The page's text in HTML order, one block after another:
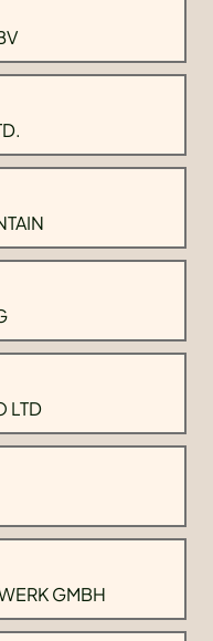
LTD
GMBH